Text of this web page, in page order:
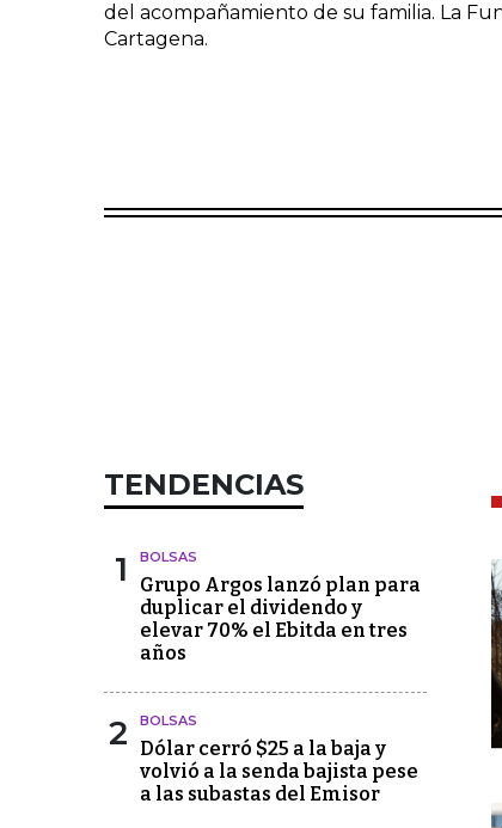
del acompañamiento de su familia. La
Cartagena.
TENDENCIAS
1 BOLSAS
Grupo Argos lanzó plan para
duplicar el dividendo y
elevar 70% el Ebitda en tres
años
2 BOLSAS
Dólar cerró $25 a la baja y
volvió a la senda bajista pese
a las subastas del Emisor